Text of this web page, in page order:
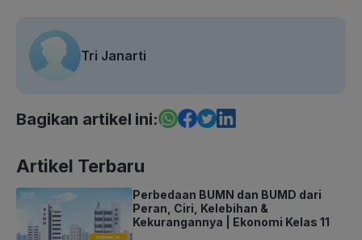
Tri Janarti
Bagikan artikel ini:
Artikel Terbaru
Perbedaan BUMN dan BUMD dari
Peran, Ciri, Kelebihan &
Kekurangannya | Ekonomi Kelas 11